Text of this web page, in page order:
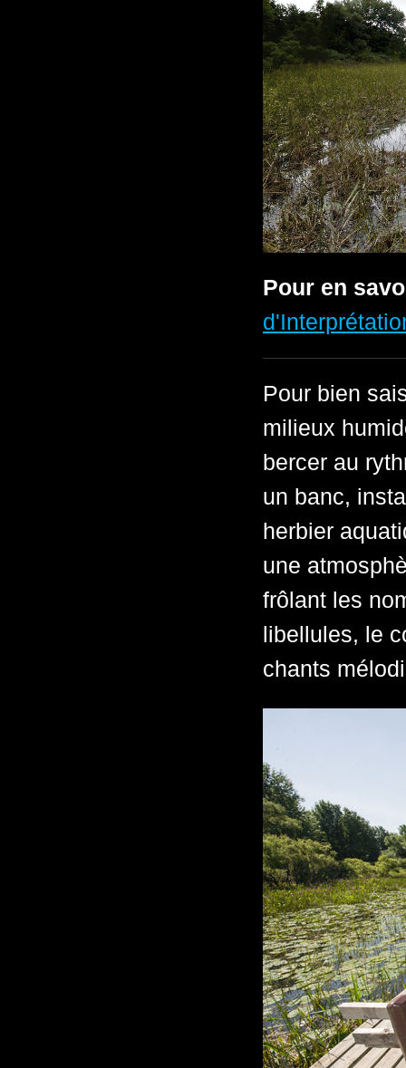
Pour en
Pour bien
milieux
bercer au
un banc,
herbier
une
frôlant les
libellules, le
chants